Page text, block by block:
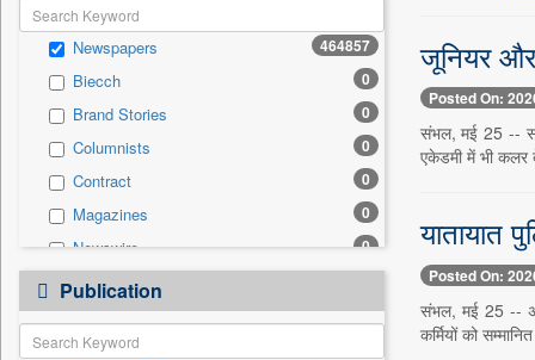
Sports
International 7745
Travel 3018
Employment 2214
Entertainment 2190
Auto 1399
General News 0
Government News 0
Press Release
Newspapers 464857
Biecch 0
Brand Stories 0
Columnists 0
Contract 0
Magazines 0
Newswire 0
Online News
Patentwipo 0
Press Release
Publication
जूनियर और
Posted On:
संभल, मई 25 --
एकेडमी में भी कलर
यातायात
Posted On:
संभल, मई 25 --
कर्मियों को